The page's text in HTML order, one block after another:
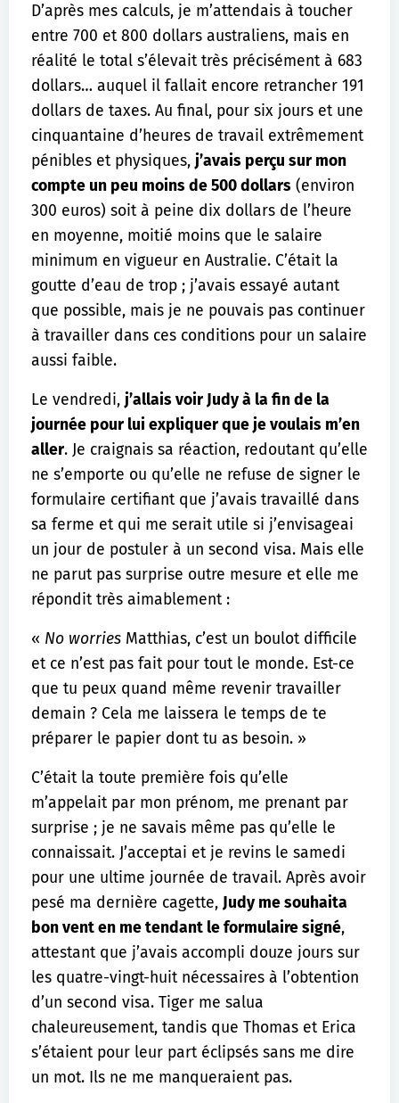
D’après mes calculs, je m’attendais à toucher
entre 700 et 800 dollars australiens, mais en
réalité le total s’élevait très précisément à 683
dollars… auquel il fallait encore retrancher 191
dollars de taxes. Au final, pour six jours et une
cinquantaine d’heures de travail extrêmement
pénibles et physiques, j’avais perçu sur mon
compte un peu moins de 500 dollars (environ
300 euros) soit à peine dix dollars de l’heure
en moyenne, moitié moins que le salaire
minimum en vigueur en Australie. C’était la
goutte d’eau de trop ; j’avais essayé autant
que possible, mais je ne pouvais pas continuer
à travailler dans ces conditions pour un salaire
aussi faible.
Le vendredi, j’allais voir Judy à la fin de la
journée pour lui expliquer que je voulais m’en
aller. Je craignais sa réaction, redoutant qu’elle
ne s’emporte ou qu’elle ne refuse de signer le
formulaire certifiant que j’avais travaillé dans
sa ferme et qui me serait utile si j’envisageai
un jour de postuler à un second visa. Mais elle
ne parut pas surprise outre mesure et elle me
répondit très aimablement :
« No worries Matthias, c’est un boulot difficile
et ce n’est pas fait pour tout le monde. Est-ce
que tu peux quand même revenir travailler
demain ? Cela me laissera le temps de te
préparer le papier dont tu as besoin. »
C’était la toute première fois qu’elle
m’appelait par mon prénom, me prenant par
surprise ; je ne savais même pas qu’elle le
connaissait. J’acceptai et je revins le samedi
pour une ultime journée de travail. Après avoir
pesé ma dernière cagette, Judy me souhaita
bon vent en me tendant le formulaire signé,
attestant que j’avais accompli douze jours sur
les quatre-vingt-huit nécessaires à l’obtention
d’un second visa. Tiger me salua
chaleureusement, tandis que Thomas et Erica
s’étaient pour leur part éclipsés sans me dire
un mot. Ils ne me manqueraient pas.